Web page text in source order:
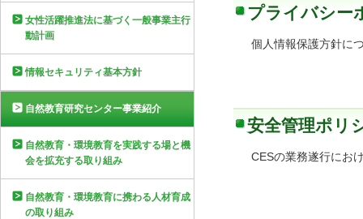
プライバシー
個人情報保護方針に
安全管理ポリ
CESの業務遂行にお
女性活躍推進法に基づく一般事業主行
動計画
情報セキュリティ基本方針
自然教育研究センター事業紹介
自然教育・環境教育を実践する場と機
会を拡充する取り組み
自然教育・環境教育に携わる人材育成
の取り組み